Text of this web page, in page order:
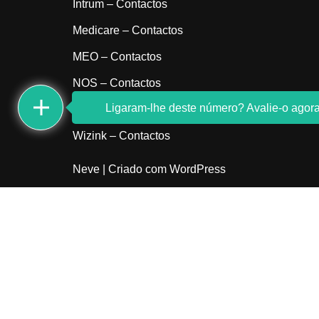
Intrum – Contactos
Medicare – Contactos
MEO – Contactos
NOS – Contactos
Sem indicativo
Wizink – Contactos
Neve | Criado com WordPress
Ligaram-lhe deste número? Avalie-o